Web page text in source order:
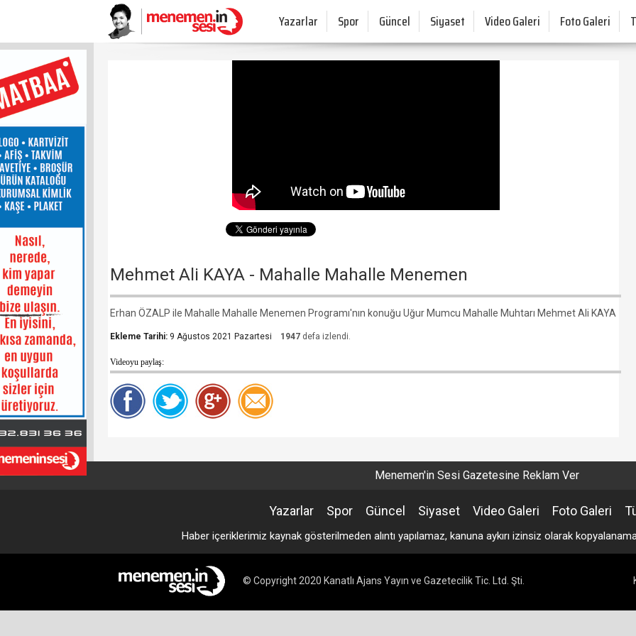
Yazarlar Spor Güncel Siyaset Video Galeri Foto Galeri
Mehmet Ali KAYA - Mahalle Mahalle Menemen
Erhan ÖZALP ile Mahalle Mahalle Menemen Programı'nın konuğu Uğur Mumcu Mahalle Muhtarı Mehmet Ali KAYA
Ekleme Tarihi: 9 Ağustos 2021 Pazartesi 1947 defa izlendi.
Videoyu paylaş:
Menemen'in Sesi Gazetesine Reklam Ver
Yazarlar Spor Güncel Siyaset Video Galeri Foto Galeri
Haber içeriklerimiz kaynak gösterilmeden alıntı yapılamaz, kanuna aykırı izinsiz olarak
© Copyright 2020 Kanatlı Ajans Yayın ve Gazetecilik Tic. Ltd. Şti.